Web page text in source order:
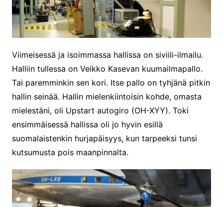
Viimeisessä ja isoimmassa hallissa on siviili-ilmailu.
Halliin tullessa on Veikko Kasevan kuumailmapallo.
Tai paremminkin sen kori. Itse pallo on tyhjänä pitkin
hallin seinää. Hallin mielenkiintoisin kohde, omasta
mielestäni, oli Upstart autogiro (OH-XYY). Toki
ensimmäisessä hallissa oli jo hyvin esillä
suomalaistenkin hurjapäisyys, kun tarpeeksi tunsi
kutsumusta pois maanpinnalta.